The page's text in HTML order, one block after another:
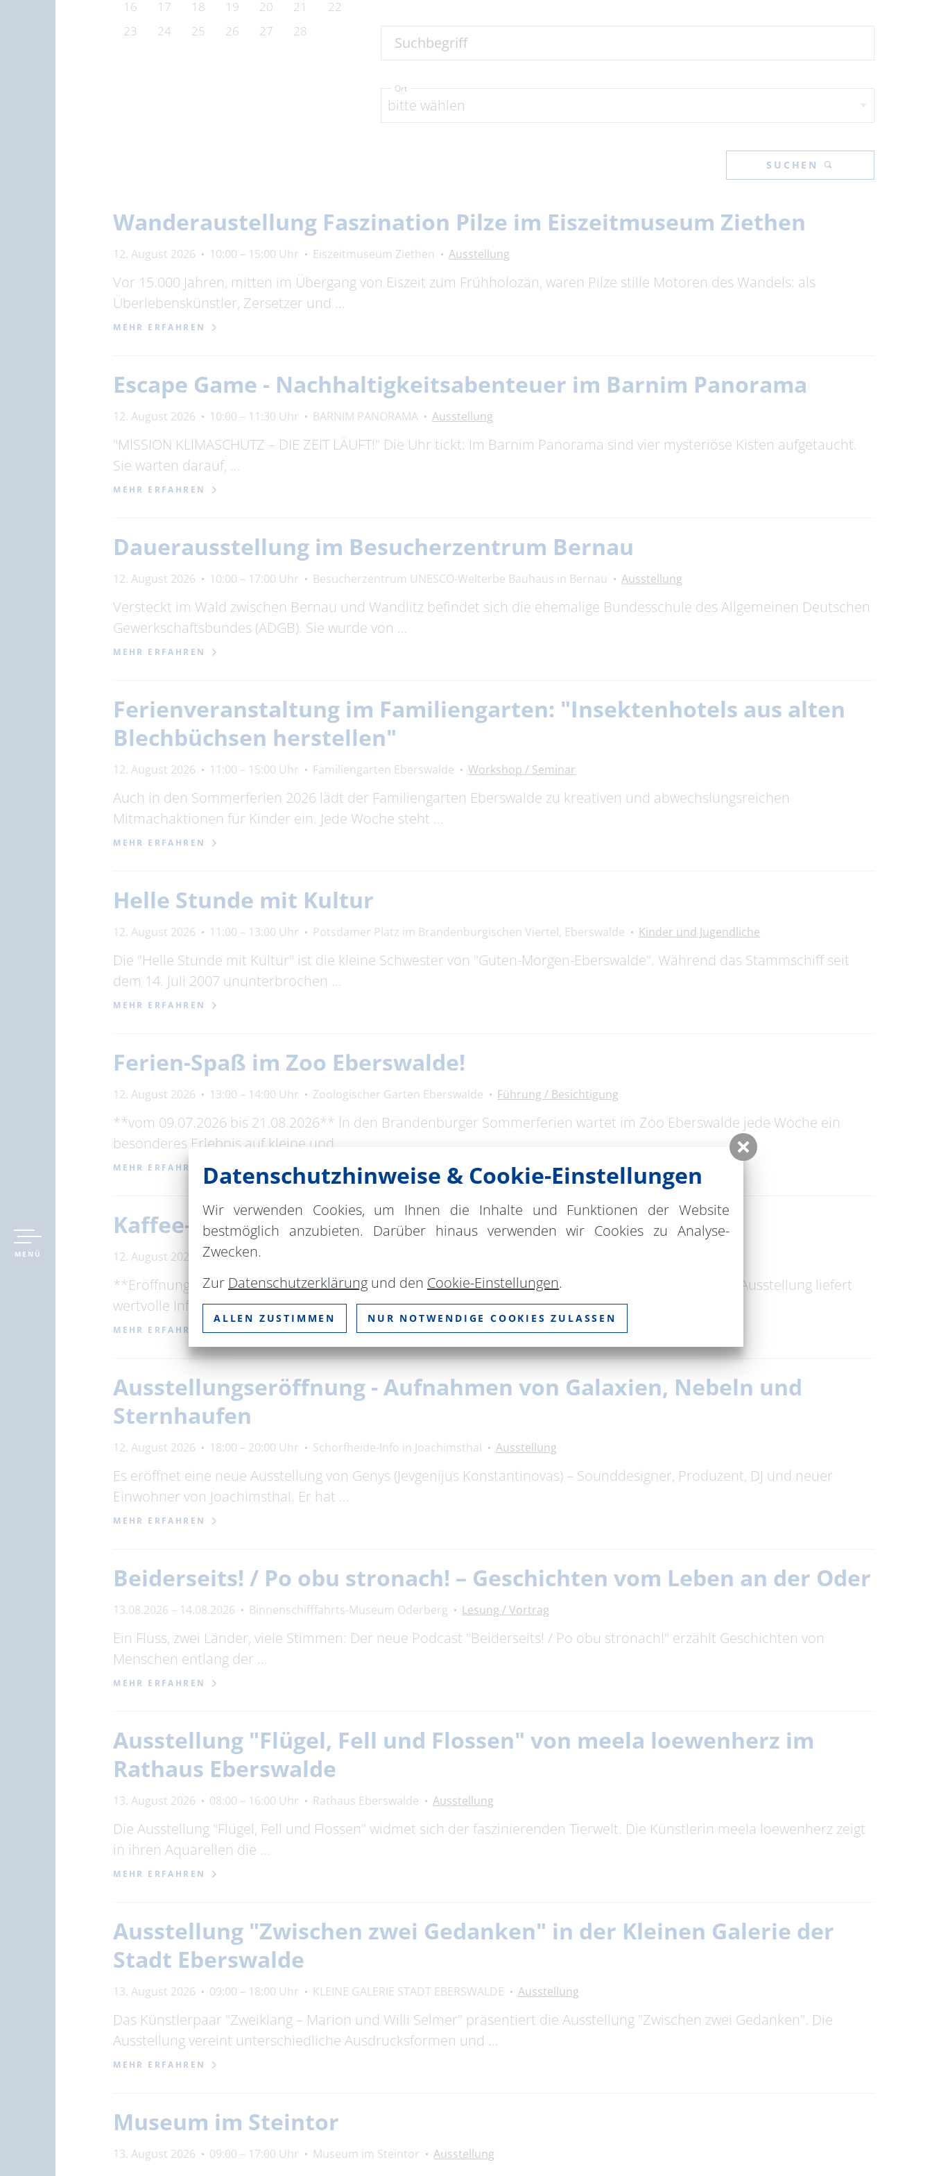
MENÜ
16 17 18 19 20 21
22
23
24 25 26 27 28
Suchbegriff
bitte wählen
Ort
SUCHEN
Wanderaustellung Faszination Pilze im Eiszeitmuseum Ziethen
12. August 2026 10:00 – 15:00 Uhr Eiszeitmuseum Ziethen Ausstellung
Vor 15.000 Jahren, mitten im Übergang von Eiszeit zum Frühholozän, waren Pilze stille Motoren des Wandels: als
Überlebenskünstler, Zersetzer und …
MEHR ERFAHREN
Escape Game - Nachhaltigkeitsabenteuer im Barnim Panorama
12. August 2026 10:00 – 11:30 Uhr BARNIM PANORAMA Ausstellung
"MISSION KLIMASCHUTZ – DIE ZEIT LÄUFT!" Die Uhr tickt: Im Barnim Panorama sind vier mysteriöse Kisten aufgetaucht.
Sie warten darauf, …
MEHR ERFAHREN
Dauerausstellung im Besucherzentrum Bernau
12. August 2026 10:00 – 17:00 Uhr Besucherzentrum UNESCO-Welterbe Bauhaus in Bernau Ausstellung
Versteckt im Wald zwischen Bernau und Wandlitz befindet sich die ehemalige Bundesschule des Allgemeinen Deutschen
Gewerkschaftsbundes (ADGB). Sie wurde von …
MEHR ERFAHREN
Ferienveranstaltung im Familiengarten: "Insektenhotels aus alten
Blechbüchsen herstellen"
12. August 2026 11:00 – 15:00 Uhr Familiengarten Eberswalde Workshop / Seminar
Auch in den Sommerferien 2026 lädt der Familiengarten Eberswalde zu kreativen und abwechslungsreichen
Mitmachaktionen für Kinder ein. Jede Woche steht …
MEHR ERFAHREN
Helle Stunde mit Kultur
12. August 2026 11:00 – 13:00 Uhr Potsdamer Platz im Brandenburgischen Viertel, Eberswalde Kinder und Jugendliche
Die "Helle Stunde mit Kultur" ist die kleine Schwester von "Guten-Morgen-Eberswalde". Während das Stammschiff seit
dem 14. Juli 2007 ununterbrochen …
MEHR ERFAHREN
Ferien-Spaß im Zoo Eberswalde!
12. August 2026 13:00 – 14:00 Uhr Zoologischer Garten Eberswalde Führung / Besichtigung
**vom 09.07.2026 bis 21.08.2026** In den Brandenburger Sommerferien wartet im Zoo Eberswalde jede Woche ein
besonderes Erlebnis auf kleine und …
MEHR ERFAHREN
Kaffee- Genuss. Macht. Ausbeutung
12. August 2026 15:00 – 18:00 Uhr
**Eröffnung:09.08.2026 um 10:15** **Die Ausstellung: 09.08.2026 bis 13.09.2026** Unsere INKOTA-Ausstellung liefert
wertvolle Informationen rund um Kaffee. Du lernst etwas über …
MEHR ERFAHREN
Ausstellungseröffnung - Aufnahmen von Galaxien, Nebeln und
Sternhaufen
12. August 2026 18:00 – 20:00 Uhr Schorfheide-Info in Joachimsthal Ausstellung
Es eröffnet eine neue Ausstellung von Genys (Jevgenijus Konstantinovas) – Sounddesigner, Produzent, DJ und neuer
Einwohner von Joachimsthal. Er hat …
MEHR ERFAHREN
Beiderseits! / Po obu stronach! – Geschichten vom Leben an der Oder
13.08.2026 – 14.08.2026 Binnenschifffahrts-Museum Oderberg Lesung / Vortrag
Ein Fluss, zwei Länder, viele Stimmen: Der neue Podcast "Beiderseits! / Po obu stronach!" erzählt Geschichten von
Menschen entlang der …
MEHR ERFAHREN
Ausstellung "Flügel, Fell und Flossen" von meela loewenherz im
Rathaus Eberswalde
13. August 2026 08:00 – 16:00 Uhr Rathaus Eberswalde Ausstellung
Die Ausstellung "Flügel, Fell und Flossen" widmet sich der faszinierenden Tierwelt. Die Künstlerin meela loewenherz zeigt
in ihren Aquarellen die …
MEHR ERFAHREN
Ausstellung "Zwischen zwei Gedanken" in der Kleinen Galerie der
Stadt Eberswalde
13. August 2026 09:00 – 18:00 Uhr KLEINE GALERIE STADT EBERSWALDE Ausstellung
Das Künstlerpaar "Zweiklang – Marion und Willi Selmer" präsentiert die Ausstellung "Zwischen zwei Gedanken". Die
Ausstellung vereint unterschiedliche Ausdrucksformen und …
MEHR ERFAHREN
Museum im Steintor
13. August 2026 09:00 – 17:00 Uhr Museum im Steintor Ausstellung
Datenschutzhinweise & Cookie-Einstellungen
Wir verwenden Cookies, um Ihnen die Inhalte und Funktionen der Website
bestmöglich anzubieten. Darüber hinaus verwenden wir Cookies zu Analyse-
Zwecken.
Zur Datenschutzerklärung und den Cookie-Einstellungen.
ALLEN ZUSTIMMEN NUR NOTWENDIGE COOKIES ZULASSEN